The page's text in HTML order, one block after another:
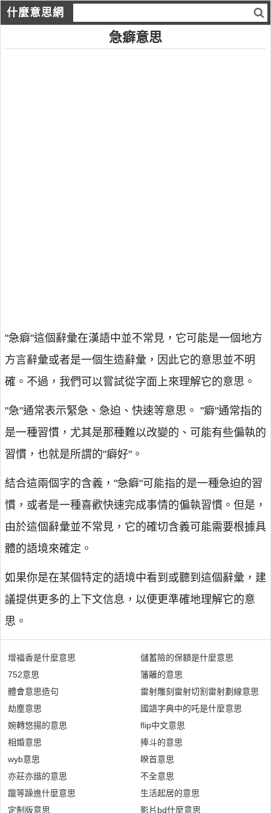
什麼意思網
急癖意思
"急癖"這個辭彙在漢語中並不常見，它可能是一個地方
方言辭彙或者是一個生造辭彙，因此它的意思並不明
確。不過，我們可以嘗試從字面上來理解它的意思。
"急"通常表示緊急、急迫、快速等意思。 "癖"通常指的
是一種習慣，尤其是那種難以改變的、可能有些偏執的
習慣，也就是所謂的"癖好"。
結合這兩個字的含義，"急癖"可能指的是一種急迫的習
慣，或者是一種喜歡快速完成事情的偏執習慣。但是，
由於這個辭彙並不常見，它的確切含義可能需要根據具
體的語境來確定。
如果你是在某個特定的語境中看到或聽到這個辭彙，建
議提供更多的上下文信息，以便更準確地理解它的意
思。
增福香是什麼意思
752意思
體會意思造句
劫塵意思
婉轉悠揚的意思
相婚意思
wyb意思
亦莊亦諧的意思
躐等躁進什麼意思
定制版意思
儲蓄險的保額是什麼意思
籓籬的意思
雷射雕刻雷射切割雷射劃線意思
國語字典中的吒是什麼意思
flip中文意思
捧斗的意思
睽首意思
不全意思
生活起居的意思
影片bd什麼意思